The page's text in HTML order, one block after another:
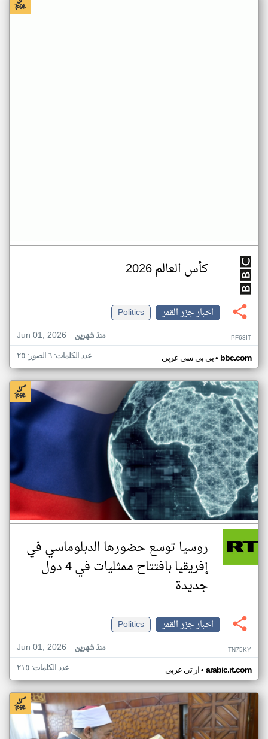
كأس العالم 2026
اخبار جزر القمر
Politics
Jun 01, 2026
منذ شهرين PF63IT
بي بي سي عربي• bbc.com عدد الكلمات: ٦ الصور: ٢٥
روسيا توسع حضورها الدبلوماسي في
إفريقيا بافتتاح ممثليات في 4 دول
جديدة
اخبار جزر القمر
Politics
Jun 01, 2026
منذ شهرين TN75KY
ار تي عربي• arabic.rt.com عدد الكلمات: ٢١٥